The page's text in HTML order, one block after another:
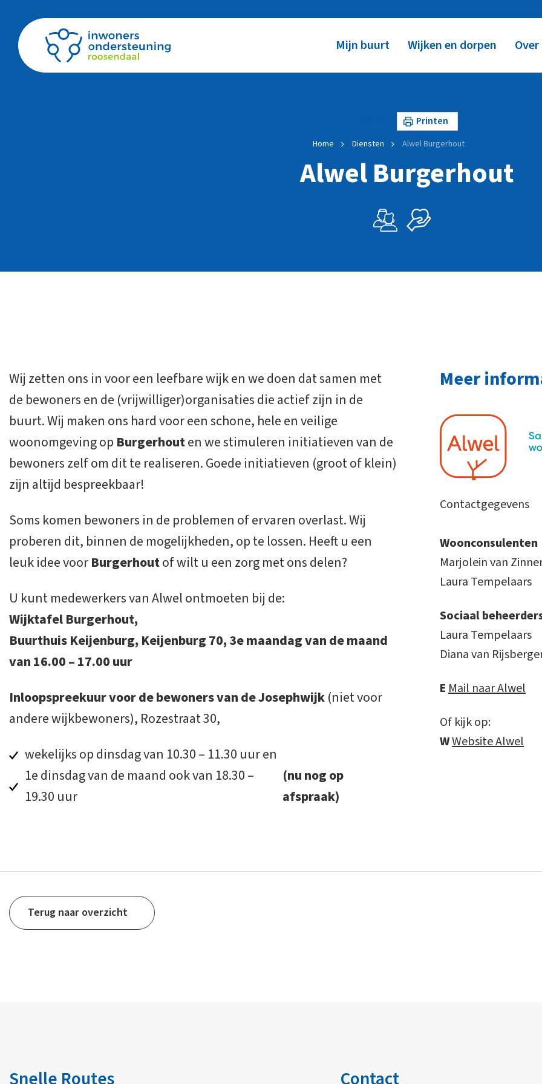
Mijn buurt Wijken en dorpen
Printen
Home Diensten Alwel Burgerhout
Alwel Burgerhout
Wij zetten ons in voor een leefbare wijk en we doen dat samen met
de bewoners en de (vrijwilliger)organisaties die actief zijn in de
buurt. Wij maken ons hard voor een schone, hele en veilige
woonomgeving op Burgerhouten we stimuleren initiatieven van de
bewoners zelf om dit te realiseren. Goede initiatieven (groot of klein)
zijn altijd bespreekbaar!
Soms komen bewoners in de problemen of ervaren overlast. Wij
proberen dit, binnen de mogelijkheden, op te lossen. Heeft u een
leuk idee voorBurgerhoutof wilt u een zorg met ons delen?
U kunt medewerkers van Alwel ontmoeten bij de:
Wijktafel Burgerhout,
Buurthuis Keijenburg, Keijenburg 70, 3e maandag van de maand
van 16.00 – 17.00 uur
Inloopspreekuur voor de bewoners van de Josephwijk(niet voor
andere wijkbewoners), Rozestraat 30,
wekelijks op dinsdag van 10.30 – 11.30 uur en
1e dinsdag van de maand ook van 18.30 –
19.30 uur
(nu nog op
afspraak)
Meer
Contactgegevens
Woonconsulenten
Marjolein van
Laura Tempelaars
Sociaal
Laura Tempelaars
Diana van
EMail naar Alwel
Of kijk op:
WWebsite Alwel
Terug naar overzicht